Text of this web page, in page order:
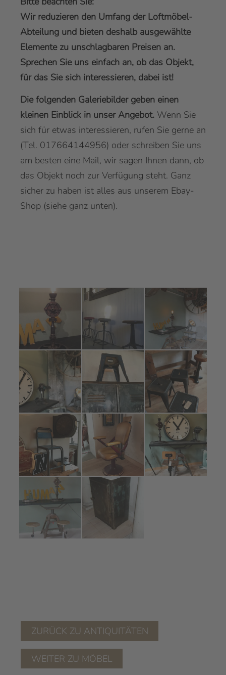
Wir reduzieren den Umfang der Loftmöbel-
Abteilung und bieten deshalb ausgewählte
Elemente zu unschlagbaren Preisen an.
Sprechen Sie uns einfach an, ob das Objekt,
für das Sie sich interessieren, dabei ist!
Die folgenden Galeriebilder geben einen
kleinen Einblick in unser Angebot. Wenn Sie
sich für etwas interessieren, rufen Sie gerne an
(Tel. 017664144956) oder schreiben Sie uns
am besten eine Mail, wir sagen Ihnen dann, ob
das Objekt noch zur Verfügung steht. Ganz
sicher zu haben ist alles aus unserem Ebay-
Shop (siehe ganz unten).
ZURÜCK ZU ANTIQUITÄTEN
WEITER ZU MÖBEL